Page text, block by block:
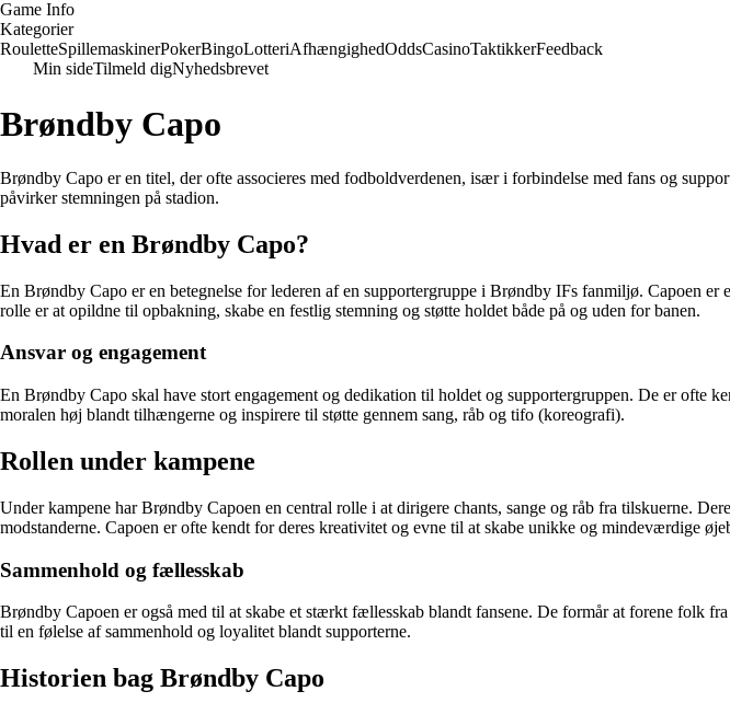
Game Info
Kategorier
RouletteSpillemaskinerPokerBingoLotteriAfhængighedOddsCasinoTaktikkerFeedback
Min sideTilmeld digNyhedsbrevet
Brøndby Capo
Brøndby Capo er en titel, der ofte associeres med fodboldverdenen, især i forbindelse med fans og
påvirker stemningen på stadion.
Hvad er en Brøndby Capo?
En Brøndby Capo er en betegnelse for lederen af en supportergruppe i Brøndby IFs fanmiljø. Capoen
rolle er at opildne til opbakning, skabe en festlig stemning og støtte holdet både på og uden for banen.
Ansvar og engagement
En Brøndby Capo skal have stort engagement og dedikation til holdet og supportergruppen. De er ofte
moralen høj blandt tilhængerne og inspirere til støtte gennem sang, råb og tifo (koreografi).
Rollen under kampene
Under kampene har Brøndby Capoen en central rolle i at dirigere chants, sange og råb fra tilskuerne.
modstanderne. Capoen er ofte kendt for deres kreativitet og evne til at skabe unikke og mindeværdige
Sammenhold og fællesskab
Brøndby Capoen er også med til at skabe et stærkt fællesskab blandt fansene. De formår at forene folk
til en følelse af sammenhold og loyalitet blandt supporterne.
Historien bag Brøndby Capo